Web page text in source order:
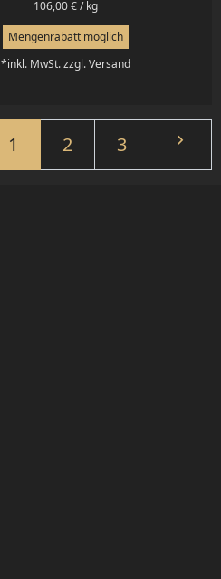
106,00 € / kg
Mengenrabatt möglich
*inkl. MwSt. zzgl. Versand
1 2 3 